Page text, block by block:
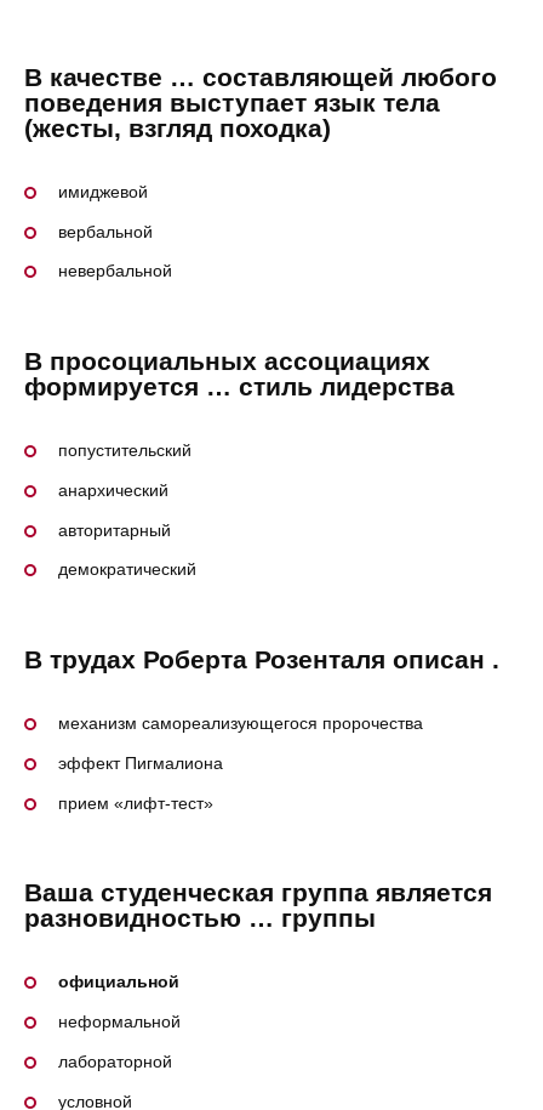
В качестве … составляющей любого
поведения выступает язык тела
(жесты, взгляд походка)
имиджевой
вербальной
невербальной
В просоциальных ассоциациях
формируется … стиль лидерства
попустительский
анархический
авторитарный
демократический
В трудах Роберта Розенталя описан .
механизм самореализующегося пророчества
эффект Пигмалиона
прием «лифт-тест»
Ваша студенческая группа является
разновидностью … группы
официальной
неформальной
лабораторной
условной